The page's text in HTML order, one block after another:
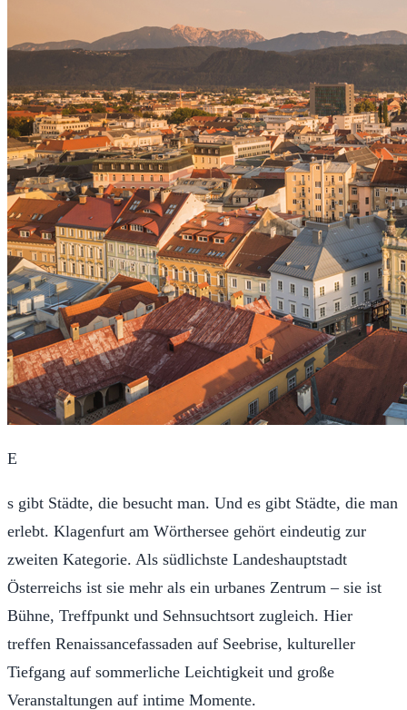
E
s gibt Städte, die besucht man. Und es gibt Städte, die man
erlebt. Klagenfurt am Wörthersee gehört eindeutig zur
zweiten Kategorie. Als südlichste Landeshauptstadt
Österreichs ist sie mehr als ein urbanes Zentrum – sie ist
Bühne, Treffpunkt und Sehnsuchtsort zugleich. Hier
treffen Renaissancefassaden auf Seebrise, kultureller
Tiefgang auf sommerliche Leichtigkeit und große
Veranstaltungen auf intime Momente.